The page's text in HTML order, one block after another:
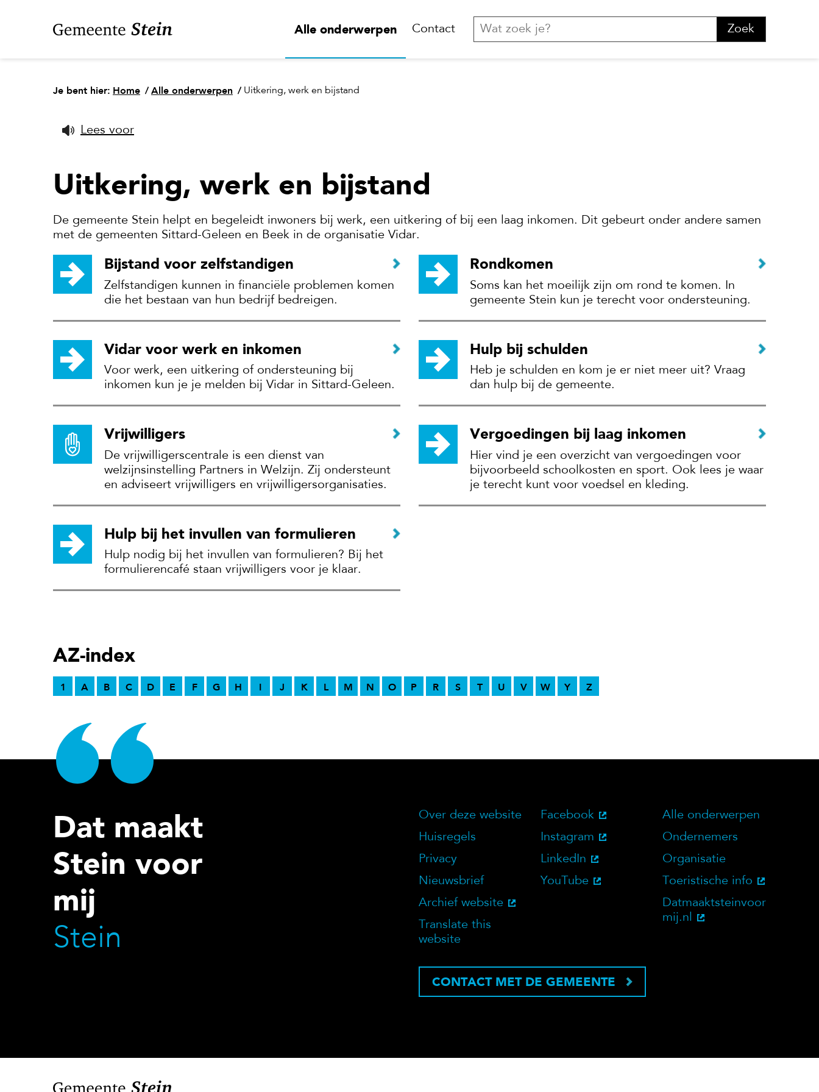
Alle onderwerpen Contact Zoek
Je bent hier: Home / Alle onderwerpen / Uitkering, werk en bijstand
Lees voor
Uitkering, werk en bijstand
De gemeente Stein helpt en begeleidt inwoners bij werk, een uitkering of bij een laag inkomen. Dit gebeurt onder andere samen
met de gemeenten Sittard-Geleen en Beek in de organisatie Vidar.
Bijstand voor zelfstandigen
Zelfstandigen kunnen in financiële problemen komen
die het bestaan van hun bedrijf bedreigen.
Rondkomen
Soms kan het moeilijk zijn om rond te komen. In
gemeente Stein kun je terecht voor ondersteuning.
Vidar voor werk en inkomen
Voor werk, een uitkering of ondersteuning bij
inkomen kun je je melden bij Vidar in Sittard-Geleen.
Hulp bij schulden
Heb je schulden en kom je er niet meer uit? Vraag
dan hulp bij de gemeente.
Vrijwilligers
De vrijwilligerscentrale is een dienst van
welzijnsinstelling Partners in Welzijn. Zij ondersteunt
en adviseert vrijwilligers en vrijwilligersorganisaties.
Vergoedingen bij laag inkomen
Hier vind je een overzicht van vergoedingen voor
bijvoorbeeld schoolkosten en sport. Ook lees je waar
je terecht kunt voor voedsel en kleding.
Hulp bij het invullen van formulieren
Hulp nodig bij het invullen van formulieren? Bij het
formulierencafé staan vrijwilligers voor je klaar.
AZ-index
1 A B C D E F G H I J K L M N O P R S T U V W Y Z
Dat maakt
Stein voor
mij
Stein
Over deze website
Over deze website
Huisregels
Privacy
Nieuwsbrief
Archief website
Translate this
website
Social Media
Facebook
Instagram
LinkedIn
YouTube
Doelgroepen
Alle onderwerpen
Ondernemers
Organisatie
Toeristische info
Datmaaktsteinvoor
mij.nl
CONTACT MET DE GEMEENTE